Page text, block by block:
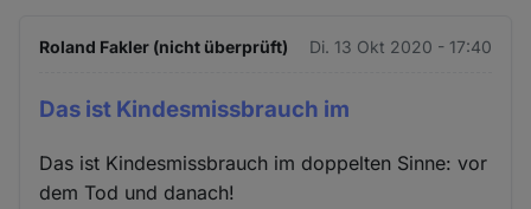
Roland Fakler (nicht überprüft) Di. 13 Okt 2020 - 17:40
Das ist Kindesmissbrauch im
Das ist Kindesmissbrauch im doppelten Sinne: vor
dem Tod und danach!